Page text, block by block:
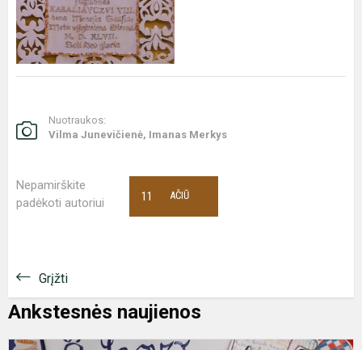
Nuotraukos:
Vilma Junevičienė, Imanas Merkys
Nepamirškite
padėkoti autoriui
AČIŪ
11
Grįžti
Ankstesnės naujienos